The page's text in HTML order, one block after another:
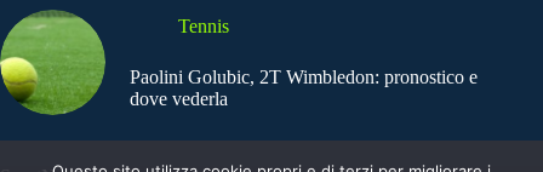
Tennis
Paolini Golubic, 2T Wimbledon: pronostico e
dove vederla